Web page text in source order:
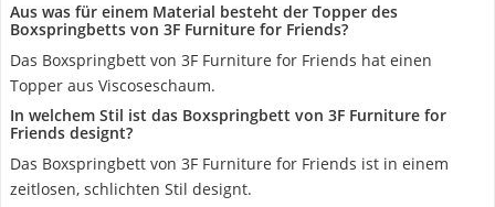
Aus was für einem Material besteht der Topper des
Boxspringbetts von 3F Furniture for Friends?
Das Boxspringbett von 3F Furniture for Friends hat einen
Topper aus Viscoseschaum.
In welchem Stil ist das Boxspringbett von 3F Furniture for
Friends designt?
Das Boxspringbett von 3F Furniture for Friends ist in einem
zeitlosen, schlichten Stil designt.